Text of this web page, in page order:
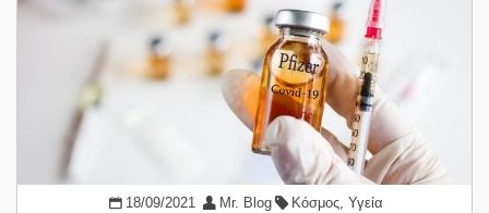
18/09/2021 Mr. Blog Κόσμος, Υγεία